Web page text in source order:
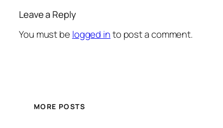
Leave a Reply
You must be logged into post a comment.
MORE POSTS